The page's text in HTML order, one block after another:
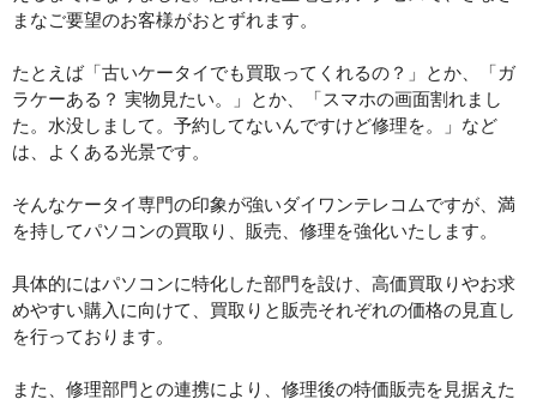
まなご要望のお客様がおとずれます。
たとえば「古いケータイでも買取ってくれるの？」とか、「ガ
ラケーある？ 実物見たい。」とか、「スマホの画面割れまし
た。水没しまして。予約してないんですけど修理を。」など
は、よくある光景です。
そんなケータイ専門の印象が強いダイワンテレコムですが、満
を持してパソコンの買取り、販売、修理を強化いたします。
具体的にはパソコンに特化した部門を設け、高価買取りやお求
めやすい購入に向けて、買取りと販売それぞれの価格の見直し
を行っております。
また、修理部門との連携により、修理後の特価販売を見据えた